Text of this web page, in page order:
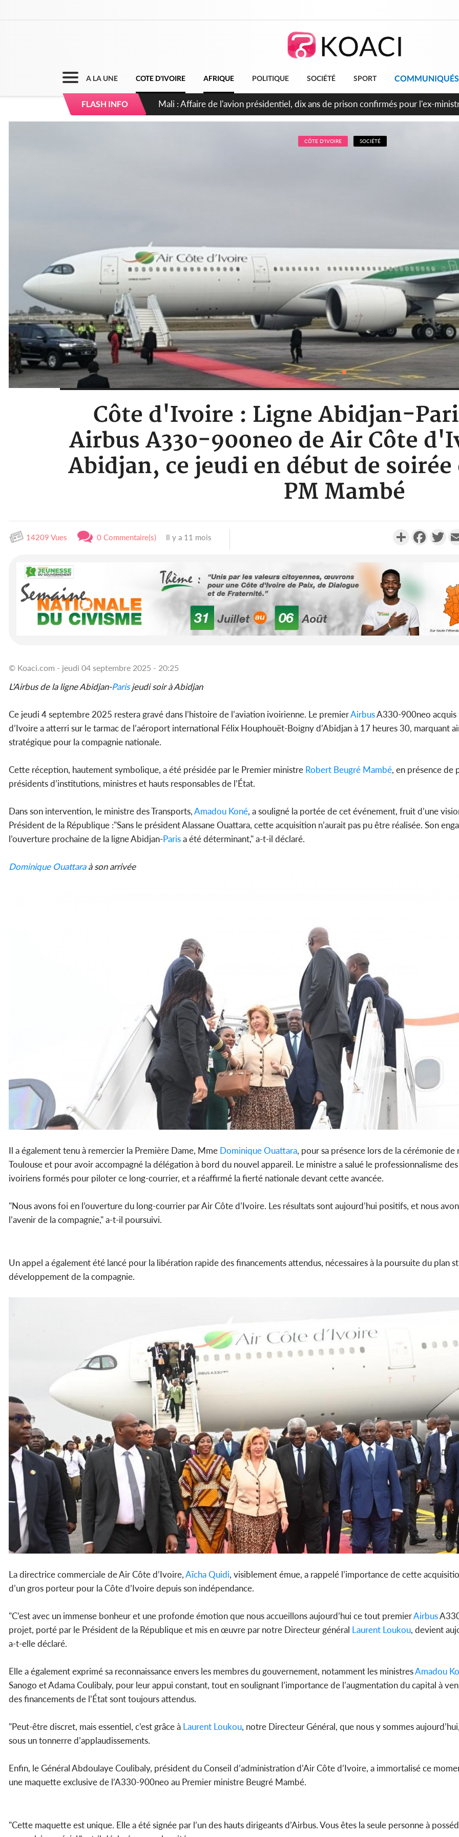
A LA UNE COTE D'IVOIRE AFRIQUE POLITIQUE SOCIÉTÉ SPORT COMMUNIQUÉS
FLASH INFO Nigeria : Le Togo et le Cameroun principaux acheteurs des produits de la
CÔTE D'IVOIRE SOCIÉTÉ
Côte d'Ivoire : Ligne Abidjan-
Airbus A330-900neo de Air Côte
Abidjan, ce jeudi en début de soirée
PM Mambé
14209 Vues 0 Commentaire(s) Il y a 11 mois Partager
© Koaci.com - jeudi 04 septembre 2025 - 20:25
L'Airbus de la ligne Abidjan-Parisjeudi soir à Abidjan
Ce jeudi 4 septembre 2025 restera gravé dans l’histoire de l’aviation ivoirienne. Le premierAirbusA330-900neo acquis
d’Ivoire a atterri sur le tarmac de l’aéroport international Félix Houphouët-Boigny d’Abidjan à 17 heures 30, marquant
stratégique pour la compagnie nationale.
Cette réception, hautement symbolique, a été présidée par le Premier ministre Robert Beugré Mambé, en présence de
présidents d’institutions, ministres et hauts responsables de l’État.
Dans son intervention, le ministre des Transports,Amadou Koné, a souligné la portée de cet événement, fruit d’une
Président de la République :"Sans le président Alassane Ouattara, cette acquisition n’aurait pas pu être réalisée. Son
l’ouverture prochaine de la ligne Abidjan-Parisa été déterminant," a-t-il déclaré.
Dominique Ouattaraà son arrivée
Il a également tenu à remercier la Première Dame, Mme Dominique Ouattara, pour sa présence lors de la cérémonie de
Toulouse et pour avoir accompagné la délégation à bord du nouvel appareil. Le ministre a salué le professionnalisme
ivoiriens formés pour piloter ce long-courrier, et a réaffirmé la fierté nationale devant cette avancée.
"Nous avons foi en l’ouverture du long-courrier par Air Côte d’Ivoire. Les résultats sont aujourd’hui positifs, et nous
l’avenir de la compagnie," a-t-il poursuivi.
Un appel a également été lancé pour la libération rapide des financements attendus, nécessaires à la poursuite du plan
développement de la compagnie.
La directrice commerciale de Air Côte d’Ivoire,Aïcha Quidi, visiblement émue, a rappelé l’importance de cette
d’un gros porteur pour la Côte d’Ivoire depuis son indépendance.
"C’est avec un immense bonheur et une profonde émotion que nous accueillons aujourd’hui ce tout premierAirbus
projet, porté par le Président de la République et mis en œuvre par notre Directeur général Laurent Loukou, devient
a-t-elle déclaré.
Elle a également exprimé sa reconnaissance envers les membres du gouvernement, notamment les ministresAmadou
Sanogo et Adama Coulibaly, pour leur appui constant, tout en soulignant l’importance de l’augmentation du capital à
des financements de l’État sont toujours attendus.
"Peut-être discret, mais essentiel, c’est grâce à Laurent Loukou, notre Directeur Général, que nous y sommes
sous un tonnerre d’applaudissements.
Enfin, le Général Abdoulaye Coulibaly, président du Conseil d’administration d’Air Côte d’Ivoire, a immortalisé ce
une maquette exclusive de l’A330-900neo au Premier ministre Beugré Mambé.
"Cette maquette est unique. Elle a été signée par l’un des hauts dirigeants d’Airbus. Vous êtes la seule personne à
Sénégal : Le
Justice
responsables
2026, le discours